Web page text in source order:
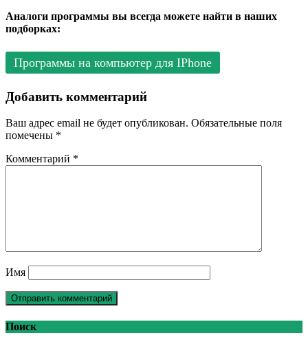
Аналоги программы вы всегда можете найти в наших
подборках:
Программы на компьютер для IPhone
Добавить комментарий
Ваш адрес email не будет опубликован. Обязательные поля
помечены *
Комментарий *
Имя
Поиск